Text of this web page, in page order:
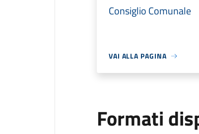
Consiglio Comunale
VAI ALLA PAGINA
Formati